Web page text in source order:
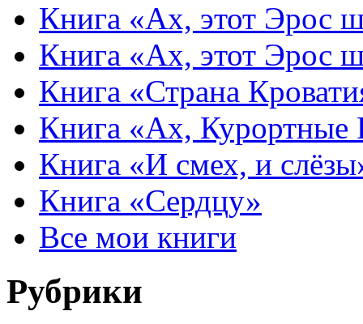
Книга «Ах, этот Эрос
Книга «Ах, этот Эрос
Книга «Страна
Книга «Ах,
Книга «И смех, и
Книга «Сердцу»
Все мои книги
Рубрики